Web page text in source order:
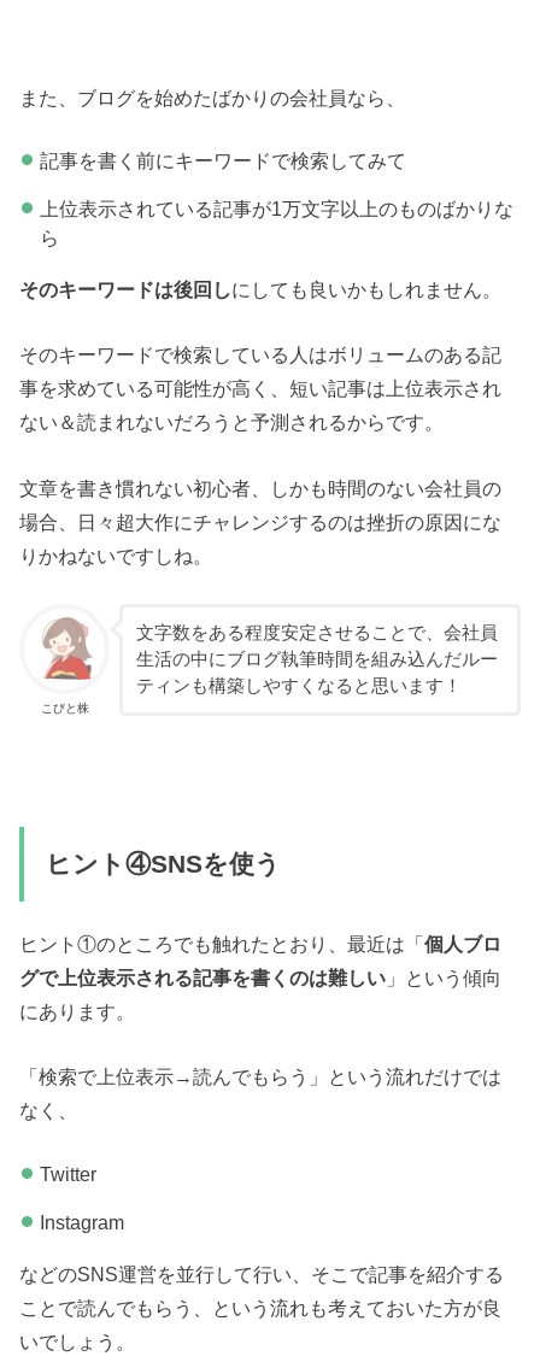
また、ブログを始めたばかりの会社員なら、
記事を書く前にキーワードで検索してみて
上位表示されている記事が1万文字以上のものばかりな
ら
そのキーワードは後回しにしても良いかもしれません。
そのキーワードで検索している人はボリュームのある記
事を求めている可能性が高く、短い記事は上位表示され
ない＆読まれないだろうと予測されるからです。
文章を書き慣れない初心者、しかも時間のない会社員の
場合、日々超大作にチャレンジするのは挫折の原因にな
りかねないですしね。
こびと株
文字数をある程度安定させることで、会社員
生活の中にブログ執筆時間を組み込んだルー
ティンも構築しやすくなると思います！
ヒント④SNSを使う
ヒント①のところでも触れたとおり、最近は「個人ブロ
グで上位表示される記事を書くのは難しい 」という傾向
にあります。
「検索で上位表示→読んでもらう」という流れだけでは
なく、
Twitter
Instagram
などのSNS運営を並行して行い、そこで記事を紹介する
ことで読んでもらう、という流れも考えておいた方が良
いでしょう。